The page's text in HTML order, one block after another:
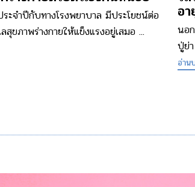
ะจำปีกับทางโรงพยาบาล มีประโยชน์ต่อ
สุขภาพร่างกายให้แข็งแรงอยู่เสมอ ...
อ
นอ
ปู่ย่
อ่าน